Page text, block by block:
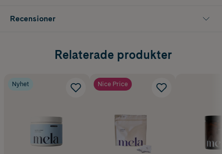
Recensioner
Relaterade produkter
Nyhet Nice Price